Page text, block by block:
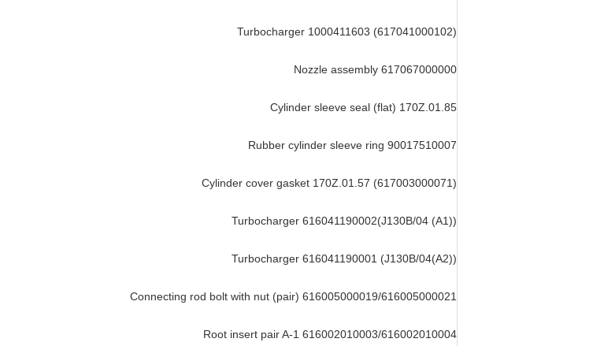
Turbocharger 1000411603 (617041000102)
Nozzle assembly 617067000000
Cylinder sleeve seal (flat) 170Z.01.85
Rubber cylinder sleeve ring 90017510007
Cylinder cover gasket 170Z.01.57 (617003000071)
Turbocharger 616041190002(J130B/04 (A1))
Turbocharger 616041190001 (J130B/04(A2))
Connecting rod bolt with nut (pair) 616005000019/616005000021
Root insert pair A-1 616002010003/616002010004